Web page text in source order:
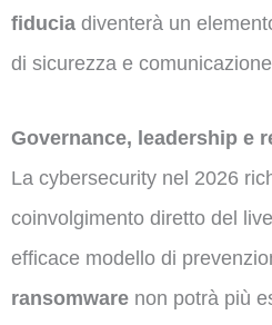
fiducia diventerà un
di sicurezza e
Governance, leadership e
La cybersecurity nel 2026
coinvolgimento diretto del
efficace modello di
ransomware non potrà più